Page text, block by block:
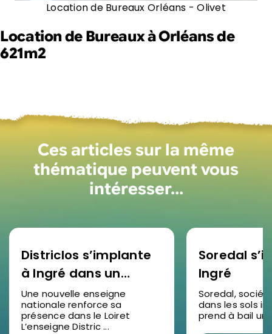
Location de Bureaux Orléans - Olivet
Location de Bureaux à Orléans de
621m2
Ces articles sur la même
thématique peuvent vous
intéresser…
Districlos s’implante
à Ingré dans un
nouveau bâtiment
d’activités
Une nouvelle enseigne
nationale renforce sa
présence dans le Loiret
L’enseigne Distric ...
Soredal
Ingré
Soredal,
dans les sols
prend à bail un